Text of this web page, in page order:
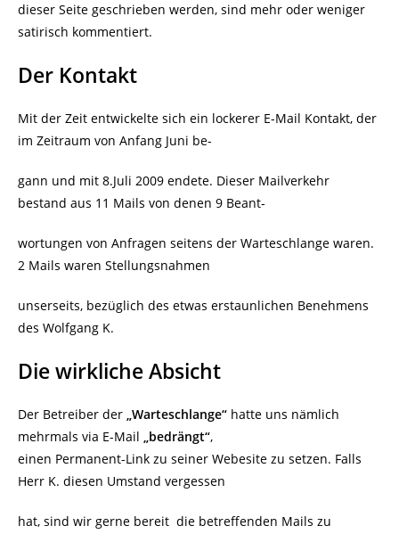
dieser Seite geschrieben werden, sind mehr oder weniger
satirisch kommentiert.
Der Kontakt
Mit der Zeit entwickelte sich ein lockerer E-Mail Kontakt, der
im Zeitraum von Anfang Juni be-
gann und mit 8.Juli 2009 endete. Dieser Mailverkehr
bestand aus 11 Mails von denen 9 Beant-
wortungen von Anfragen seitens der Warteschlange waren.
2 Mails waren Stellungsnahmen
unserseits, bezüglich des etwas erstaunlichen Benehmens
des Wolfgang K.
Die wirkliche Absicht
Der Betreiber der „Warteschlange“ hatte uns nämlich
mehrmals via E-Mail „bedrängt“,
einen Permanent-Link zu seiner Webesite zu setzen. Falls
Herr K. diesen Umstand vergessen
hat, sind wir gerne bereit die betreffenden Mails zu